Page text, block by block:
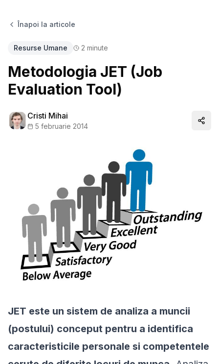
Înapoi la articole
Resurse Umane 2 minute
Metodologia JET (Job
Evaluation Tool)
Cristi Mihai
5 februarie 2014
JET este un sistem de analiza a muncii
(postului) conceput pentru a identifica
caracteristicile personale si competentele